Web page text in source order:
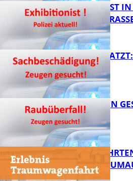
EXHIBITIONIST IN
AUTO
TEURE KETTEN
GESUCHT!
ZWECK –
MELDEN!